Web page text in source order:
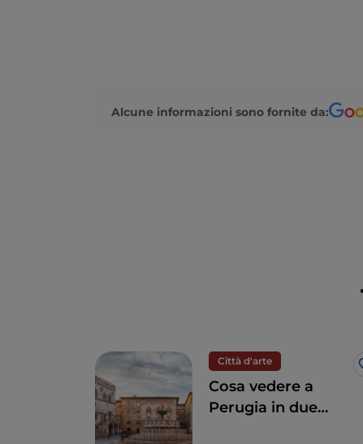
Alcune informazioni sono fornite da:
Città d'arte
Cosa vedere a
Perugia in due